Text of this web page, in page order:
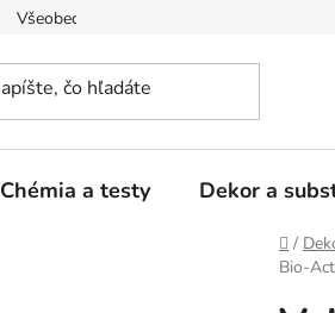
Všeobecné obchodné podmienky a dodacie
Chémia a testy Dekor a
/
Bio-